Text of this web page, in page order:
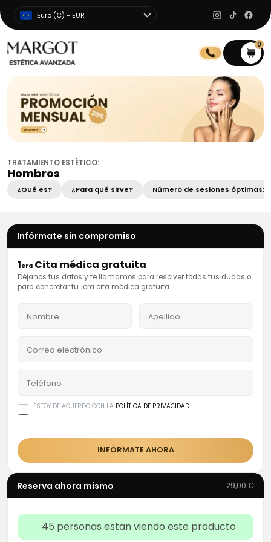
Euro (€) - EUR
0
TRATAMIENTO ESTÉTICO:
Hombros
¿Qué es? ¿Para qué sirve? Número de sesiones óptimas:
Infórmate sin compromiso
1era Cita médica gratuita
Déjanos tus datos y te llamamos para resolver todas tus dudas o
para concretar tu 1era cita médica gratuita
ESTOY DE ACUERDO CON LA POLÍTICA DE PRIVACIDAD
INFÓRMATE AHORA
Reserva ahora mismo 29,00 €
45 personas estan viendo este producto